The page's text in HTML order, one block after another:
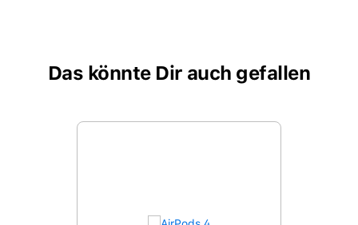
Das könnte Dir auch gefallen
Produktgalerie überspringen